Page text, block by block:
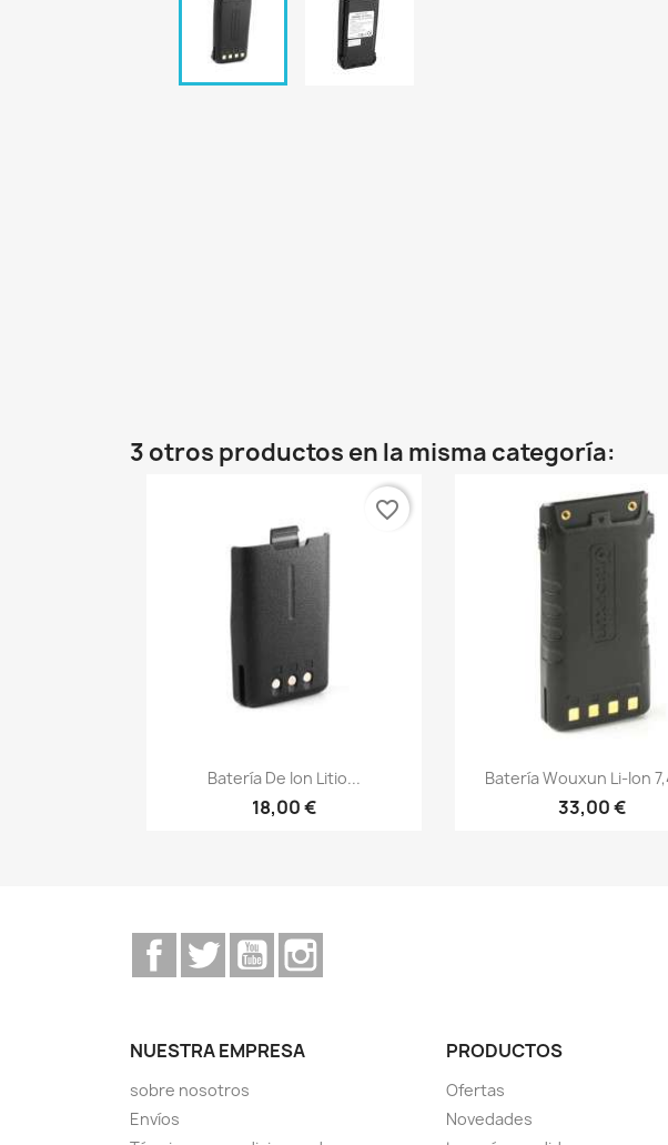
3 otros productos en la misma categoría:
Vista rápida
Batería De Ion Litio...
18,00 €
favorite_border
Vista rápida
Batería Wouxun Li-Ion
33,00 €
FacebookTwitterYouTube
NUESTRA EMPRESA
sobre nosotros
Envíos
PRODUCTOS
Ofertas
Novedades